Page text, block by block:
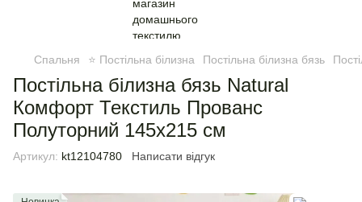
Спальня ⭐ Постільна білизна Постільна білизна бязь
Постільна білизна бязь Natural
Комфорт Текстиль Прованс
Полуторний 145х215 см
Артикул: kt12104780 Написати відгук